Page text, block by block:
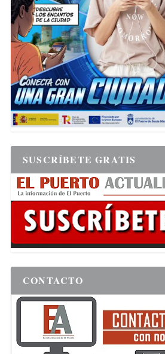
SUSCRÍBETE GRATIS
CONTACTO